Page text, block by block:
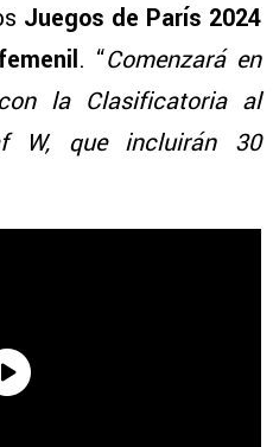
Juegos de París 2024
. “Comenzará en
la Clasificatoria al
W, que incluirán 30